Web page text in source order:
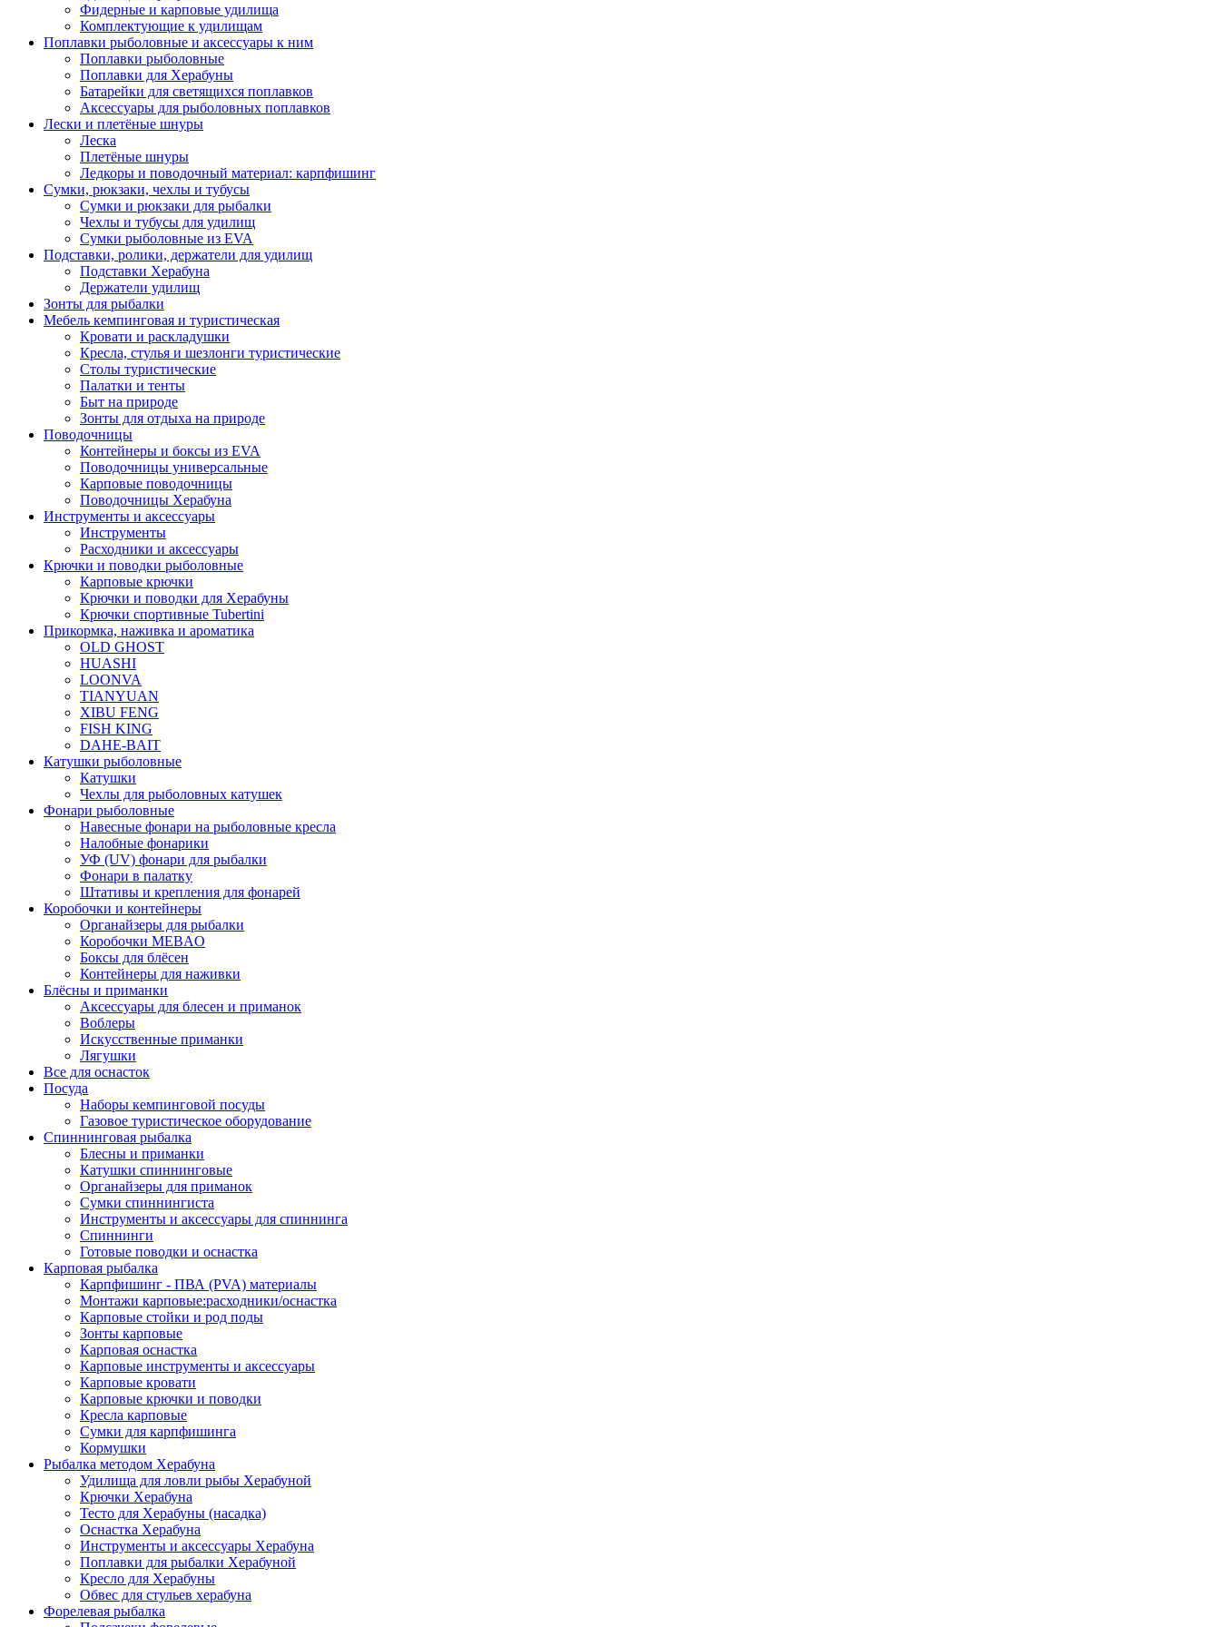
Фидерные и карповые удилища
Комплектующие к удилищам
Поплавки рыболовные и аксессуары к ним
Поплавки рыболовные
Поплавки для Херабуны
Батарейки для светящихся поплавков
Аксессуары для рыболовных поплавков
Лески и плетёные шнуры
Леска
Плетёные шнуры
Ледкоры и поводочный материал: карпфишинг
Сумки, рюкзаки, чехлы и тубусы
Сумки и рюкзаки для рыбалки
Чехлы и тубусы для удилищ
Сумки рыболовные из EVA
Подставки, ролики, держатели для удилищ
Подставки Херабуна
Держатели удилищ
Зонты для рыбалки
Мебель кемпинговая и туристическая
Кровати и раскладушки
Кресла, стулья и шезлонги туристические
Столы туристические
Палатки и тенты
Быт на природе
Зонты для отдыха на природе
Поводочницы
Контейнеры и боксы из EVA
Поводочницы универсальные
Карповые поводочницы
Поводочницы Херабуна
Инструменты и аксессуары
Инструменты
Расходники и аксессуары
Крючки и поводки рыболовные
Карповые крючки
Крючки и поводки для Херабуны
Крючки спортивные Tubertini
Прикормка, наживка и ароматика
OLD GHOST
HUASHI
LOONVA
TIANYUAN
XIBU FENG
FISH KING
DAHE-BAIT
Катушки рыболовные
Катушки
Чехлы для рыболовных катушек
Фонари рыболовные
Навесные фонари на рыболовные кресла
Налобные фонарики
УФ (UV) фонари для рыбалки
Фонари в палатку
Штативы и крепления для фонарей
Коробочки и контейнеры
Органайзеры для рыбалки
Коробочки MEBAO
Боксы для блёсен
Контейнеры для наживки
Блёсны и приманки
Аксессуары для блесен и приманок
Воблеры
Искусственные приманки
Лягушки
Все для оснасток
Посуда
Наборы кемпинговой посуды
Газовое туристическое оборудование
Спиннинговая рыбалка
Блесны и приманки
Катушки спиннинговые
Органайзеры для приманок
Сумки спиннингиста
Инструменты и аксессуары для спиннинга
Спиннинги
Готовые поводки и оснастка
Карповая рыбалка
Карпфишинг - ПВА (PVA) материалы
Монтажи карповые:расходники/оснастка
Карповые стойки и род поды
Зонты карповые
Карповая оснастка
Карповые инструменты и аксессуары
Карповые кровати
Карповые крючки и поводки
Кресла карповые
Сумки для карпфишинга
Кормушки
Рыбалка методом Херабуна
Удилища для ловли рыбы Херабуной
Крючки Херабуна
Тесто для Херабуны (насадка)
Оснастка Херабуна
Инструменты и аксессуары Херабуна
Поплавки для рыбалки Херабуной
Кресло для Херабуны
Обвес для стульев херабуна
Форелевая рыбалка